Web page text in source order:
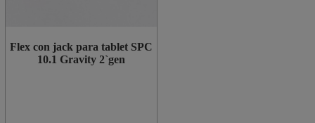
Flex con jack para tablet SPC
10.1 Gravity 2`gen